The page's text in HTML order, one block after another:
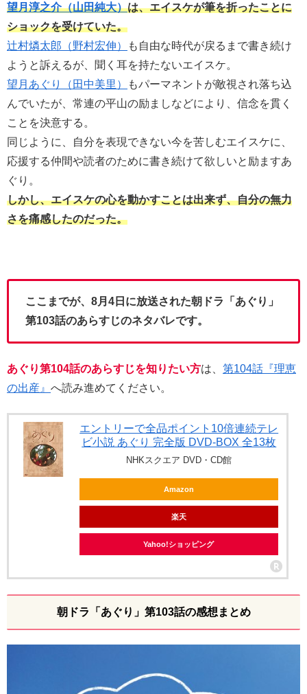
望月淳之介（山田純大）は、エイスケが筆を折ったことに
ショックを受けていた。
辻村燐太郎（野村宏伸）
も自由な時代が戻るまで書き続け
ようと訴えるが、聞く耳を持たないエイスケ。
望月あぐり（田中美里）
もパーマネントが敵視され落ち込
んでいたが、常連の平山の励ましなどにより、信念を貫く
ことを決意する。
同じように、自分を表現できない今を苦しむエイスケに、
応援する仲間や読者のために書き続けて欲しいと励ますあ
ぐり。
しかし、エイスケの心を動かすことは出来ず、自分の無力
さを痛感したのだった。
ここまでが、8月4日に放送された朝ドラ「あぐり」
第103話のあらすじのネタバレです。
あぐり第104話のあらすじを知りたい方は、 第104話『理恵
の出産』 へ読み進めてください。
エントリーで全品ポイント10倍連続テレ
ビ小説 あぐり 完全版 DVD-BOX 全13枚
NHKスクエア DVD・CD館
Amazon
楽天
Yahoo!ショッピング
朝ドラ「あぐり」第103話の感想まとめ